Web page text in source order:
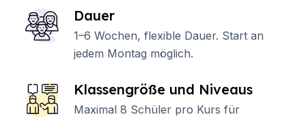
Dauer
1–6 Wochen, flexible Dauer. Start an
jedem Montag möglich.
Klassengröße und Niveaus
Maximal 8 Schüler pro Kurs für